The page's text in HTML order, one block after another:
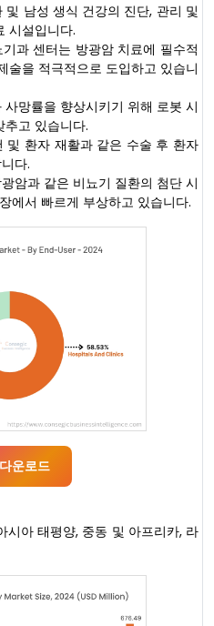
남성 생식 건강의 진단, 관리 및
시설입니다.
과 센터는 방광암 치료에 필수적
술을 적극적으로 도입하고 있습니
망률을 향상시키기 위해 로봇 시
고 있습니다.
및 환자 재활과 같은 수술 후 환자
다.
암과 같은 비뇨기 질환의 첨단 시
에서 빠르게 부상하고 있습니다.
운로드
시아 태평양, 중동 및 아프리카, 라